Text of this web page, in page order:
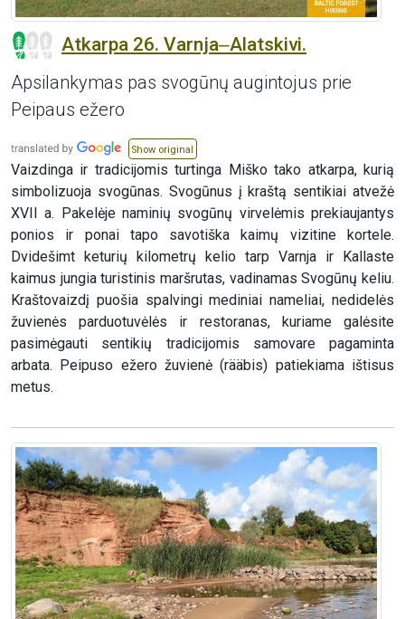
Atkarpa 26. Varnja‒Alatskivi.
Apsilankymas pas svogūnų augintojus prie
Peipaus ežero
Show original
Vaizdinga ir tradicijomis turtinga Miško tako atkarpa, kurią
simbolizuoja svogūnas. Svogūnus į kraštą sentikiai atvežė
XVII a. Pakelėje naminių svogūnų virvelėmis prekiaujantys
ponios ir ponai tapo savotiška kaimų vizitine kortele.
Dvidešimt keturių kilometrų kelio tarp Varnja ir Kallaste
kaimus jungia turistinis maršrutas, vadinamas Svogūnų keliu.
Kraštovaizdį puošia spalvingi mediniai nameliai, nedidelės
žuvienės parduotuvėlės ir restoranas, kuriame galėsite
pasimėgauti sentikių tradicijomis samovare pagaminta
arbata. Peipuso ežero žuvienė (rääbis) patiekiama ištisus
metus.